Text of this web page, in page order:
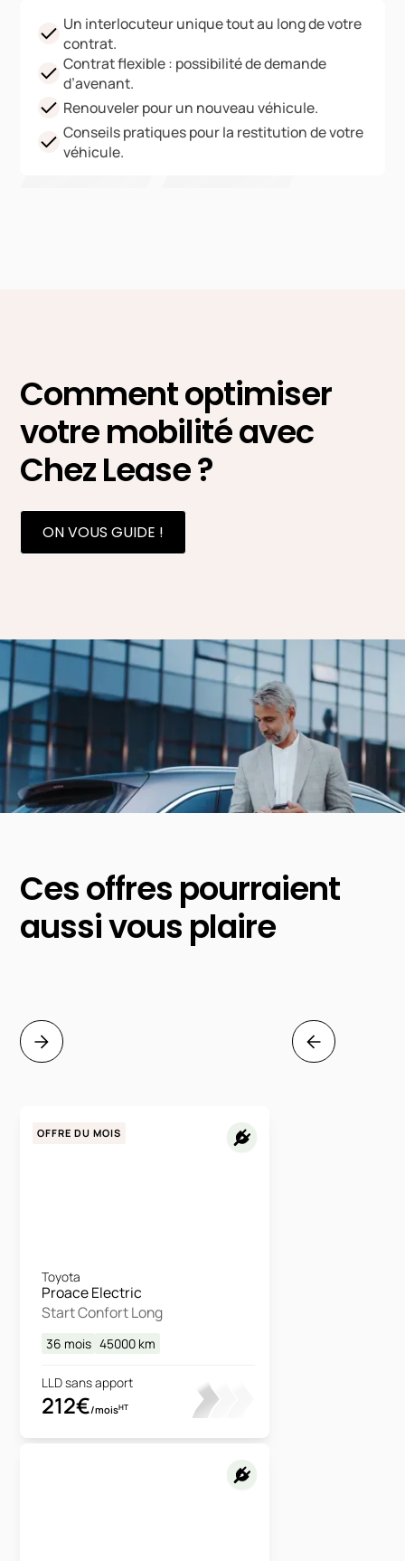
Un interlocuteur unique tout au long de votre
contrat.
Contrat flexible : possibilité de demande
d’avenant.
Renouveler pour un nouveau véhicule.
Conseils pratiques pour la restitution de votre
véhicule.
Comment optimiser
votre mobilité avec
Chez Lease ?
ON VOUS GUIDE !
Ces offres pourraient
aussi vous plaire
Toyota
Proace Electric
Start Confort Long
36 mois 45000 km
LLD sans apport
212€/moisHT
OFFRE DU MOIS